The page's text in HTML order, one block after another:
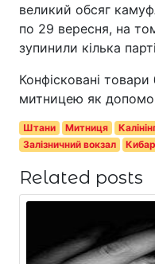
великий обсяг
по 29 вересня, на
зупинили кілька
Конфісковані
митницею як
Штани Митниця
Залізничний вокзал
Related posts